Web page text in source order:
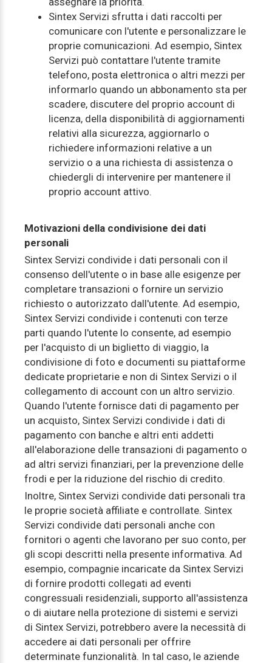
Sintex Servizi sfrutta i dati raccolti per
comunicare con l'utente e personalizzare le
proprie comunicazioni. Ad esempio, Sintex
Servizi può contattare l'utente tramite
telefono, posta elettronica o altri mezzi per
informarlo quando un abbonamento sta per
scadere, discutere del proprio account di
licenza, della disponibilità di aggiornamenti
relativi alla sicurezza, aggiornarlo o
richiedere informazioni relative a un
servizio o a una richiesta di assistenza o
chiedergli di intervenire per mantenere il
proprio account attivo.
Motivazioni della condivisione dei dati
personali
Sintex Servizi condivide i dati personali con il
consenso dell'utente o in base alle esigenze per
completare transazioni o fornire un servizio
richiesto o autorizzato dall'utente. Ad esempio,
Sintex Servizi condivide i contenuti con terze
parti quando l'utente lo consente, ad esempio
per l'acquisto di un biglietto di viaggio, la
condivisione di foto e documenti su piattaforme
dedicate proprietarie e non di Sintex Servizi o il
collegamento di account con un altro servizio.
Quando l'utente fornisce dati di pagamento per
un acquisto, Sintex Servizi condivide i dati di
pagamento con banche e altri enti addetti
all'elaborazione delle transazioni di pagamento o
ad altri servizi finanziari, per la prevenzione delle
frodi e per la riduzione del rischio di credito.
Inoltre, Sintex Servizi condivide dati personali tra
le proprie società affiliate e controllate. Sintex
Servizi condivide dati personali anche con
fornitori o agenti che lavorano per suo conto, per
gli scopi descritti nella presente informativa. Ad
esempio, compagnie incaricate da Sintex Servizi
di fornire prodotti collegati ad eventi
congressuali residenziali, supporto all'assistenza
o di aiutare nella protezione di sistemi e servizi
di Sintex Servizi, potrebbero avere la necessità di
accedere ai dati personali per offrire
determinate funzionalità. In tal caso, le aziende